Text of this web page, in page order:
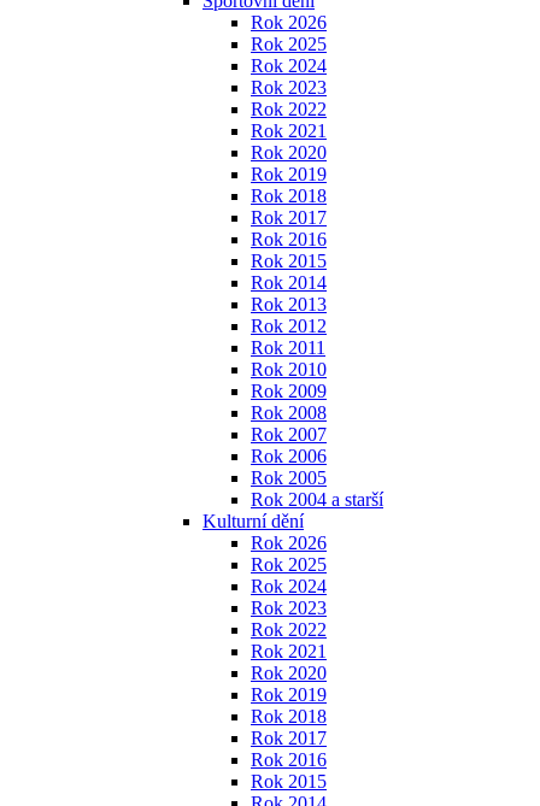
Rok 2026
Rok 2025
Rok 2024
Rok 2023
Rok 2022
Rok 2021
Rok 2020
Rok 2019
Rok 2018
Rok 2017
Rok 2016
Rok 2015
Rok 2014
Rok 2013
Rok 2012
Rok 2011
Rok 2010
Rok 2009
Rok 2008
Rok 2007
Rok 2006
Rok 2005
Rok 2004 a starší
Kulturní dění
Rok 2026
Rok 2025
Rok 2024
Rok 2023
Rok 2022
Rok 2021
Rok 2020
Rok 2019
Rok 2018
Rok 2017
Rok 2016
Rok 2015